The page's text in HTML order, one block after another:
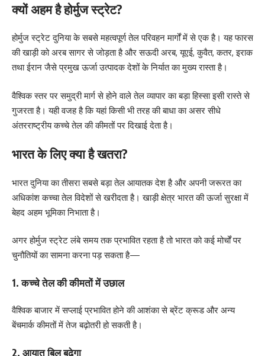
क्यों अहम है होर्मुज स्ट्रेट?
होर्मुज स्ट्रेट दुनिया के सबसे महत्वपूर्ण तेल परिवहन मार्गों में से एक है। यह फारस
की खाड़ी को अरब सागर से जोड़ता है और सऊदी अरब, यूएई, कुवैत, कतर, इराक
तथा ईरान जैसे प्रमुख ऊर्जा उत्पादक देशों के निर्यात का मुख्य रास्ता है।
वैश्विक स्तर पर समुद्री मार्ग से होने वाले तेल व्यापार का बड़ा हिस्सा इसी रास्ते से
गुजरता है। यही वजह है कि यहां किसी भी तरह की बाधा का असर सीधे
अंतरराष्ट्रीय कच्चे तेल की कीमतों पर दिखाई देता है।
भारत के लिए क्या है खतरा?
भारत दुनिया का तीसरा सबसे बड़ा तेल आयातक देश है और अपनी जरूरत का
अधिकांश कच्चा तेल विदेशों से खरीदता है। खाड़ी क्षेत्र भारत की ऊर्जा सुरक्षा में
बेहद अहम भूमिका निभाता है।
अगर होर्मुज स्ट्रेट लंबे समय तक प्रभावित रहता है तो भारत को कई मोर्चों पर
चुनौतियों का सामना करना पड़ सकता है—
1. कच्चे तेल की कीमतों में उछाल
वैश्विक बाजार में सप्लाई प्रभावित होने की आशंका से ब्रेंट क्रूड और अन्य
बेंचमार्क कीमतों में तेज बढ़ोतरी हो सकती है।
2. आयात बिल बढ़ेगा